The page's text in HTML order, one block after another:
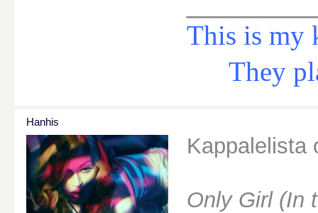
This is my
They
Hanhis
Kappalelista
Only Girl (In